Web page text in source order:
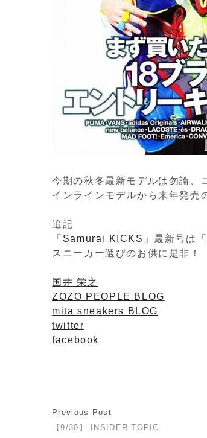
今期の秋冬最新モデルは勿論、
インラインモデルから来年発売
追記
「 Samurai KICKS 」最新号は「
スニーカー選びのお供に是非！
国井 栄之
ZOZO PEOPLE BLOG
mita sneakers BLOG
twitter
facebook
Previous Post
【9/30】 INSIDER TOPIC